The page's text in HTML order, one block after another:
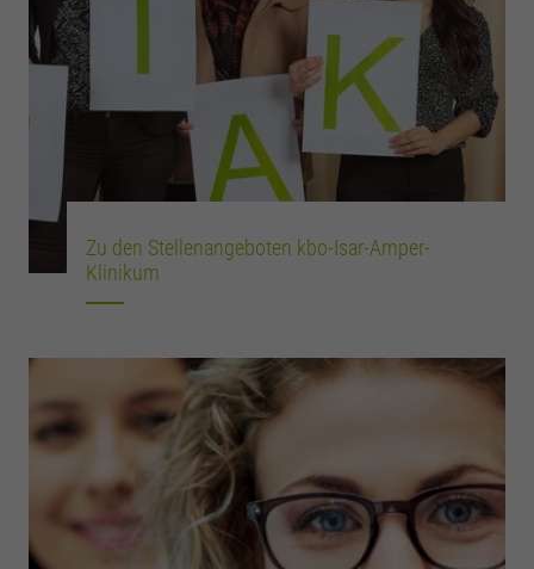
Zu den Stellenangeboten kbo-Isar-Amper-
Klinikum